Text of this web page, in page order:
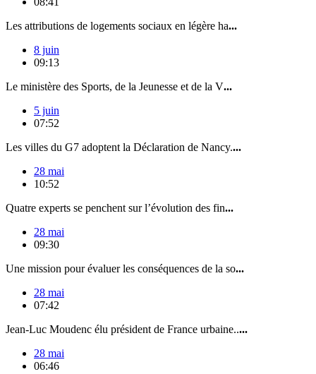
Les attributions de logements sociaux en légère ha...
8 juin
09:13
Le ministère des Sports, de la Jeunesse et de la V...
5 juin
07:52
Les villes du G7 adoptent la Déclaration de Nancy....
28 mai
10:52
Quatre experts se penchent sur l’évolution des fin...
28 mai
09:30
Une mission pour évaluer les conséquences de la so...
28 mai
07:42
Jean-Luc Moudenc élu président de France urbaine.....
28 mai
06:46